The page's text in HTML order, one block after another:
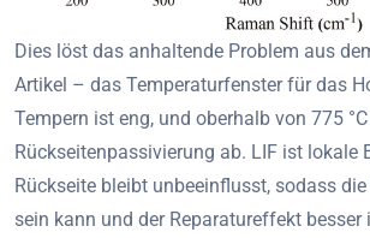
Dies löst das anhaltende Problem aus
Artikel – das Temperaturfenster für das
Tempern ist eng, und oberhalb von 775
Rückseitenpassivierung ab. LIF ist lokale
Rückseite bleibt unbeeinflusst, sodass
sein kann und der Reparatureffekt besser